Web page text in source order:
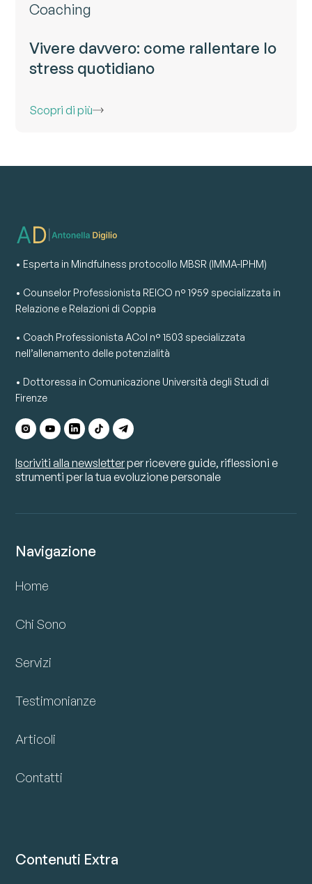
Coaching
Vivere davvero: come rallentare lo
stress quotidiano
Scopri di più
• Esperta in Mindfulness protocollo MBSR (IMMA-IPHM)
• Counselor Professionista REICO n° 1959 specializzata in
Relazione e Relazioni di Coppia
• Coach Professionista ACoI n° 1503 specializzata
nell’allenamento delle potenzialità
• Dottoressa in Comunicazione Università degli Studi di
Firenze
Iscriviti alla newsletterper ricevere guide, riflessioni e
strumenti per la tua evoluzione personale
Navigazione
Home
Chi Sono
Servizi
Testimonianze
Articoli
Contatti
Contenuti Extra